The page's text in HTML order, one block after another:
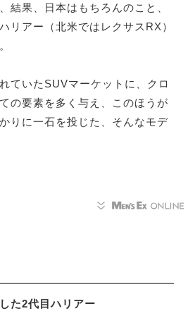
結果、日本はもちろんのこと、
リアー（北米ではレクサスRX）
ていたSUVマーケットに、クロ
の要素を多く与え、このほうが
りに一石を投じた、そんなモデ
た2代目ハリアー